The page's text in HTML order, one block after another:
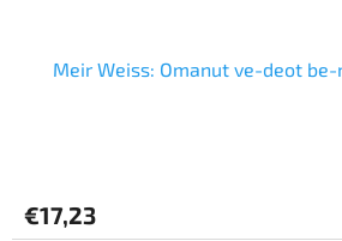
Meir Weiss: Omanut ve-deot
€17,23